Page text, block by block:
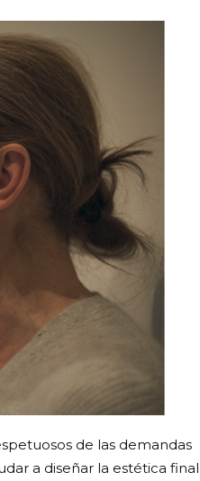
de las demandas
a diseñar la estética final